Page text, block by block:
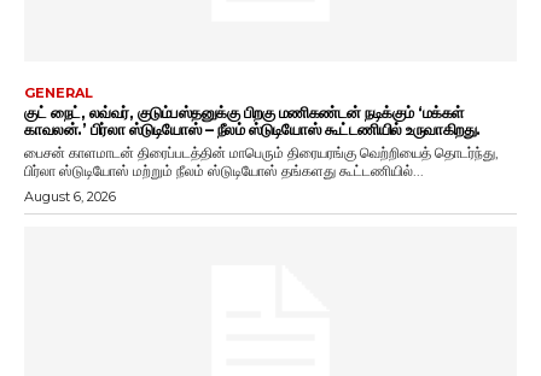
GENERAL
குட் நைட், லவ்வர், குடும்பஸ்தனுக்கு பிறகு மணிகண்டன் நடிக்கும் ‘மக்கள்
காவலன்.’ பிர்லா ஸ்டுடியோஸ் – நீலம் ஸ்டுடியோஸ் கூட்டணியில் உருவாகிறது.
பைசன் காளமாடன் திரைப்படத்தின் மாபெரும் திரையரங்கு வெற்றியைத் தொடர்ந்து,
பிர்லா ஸ்டுடியோஸ் மற்றும் நீலம் ஸ்டுடியோஸ் தங்களது கூட்டணியில்...
August 6, 2026